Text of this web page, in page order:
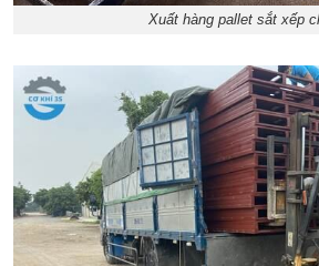
Xuất hàng pallet sắt xếp